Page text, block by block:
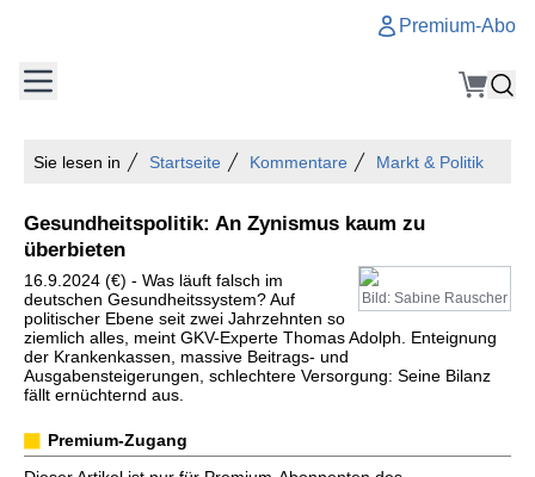
Premium-Abo
Sie lesen in Startseite Kommentare Markt & Politik
Gesundheitspolitik: An Zynismus kaum zu
überbieten
Bild: Sabine Rauscher
16.9.2024 (€) - Was läuft falsch im
deutschen Gesundheitssystem? Auf
politischer Ebene seit zwei Jahrzehnten so
ziemlich alles, meint GKV-Experte Thomas Adolph. Enteignung
der Krankenkassen, massive Beitrags- und
Ausgabensteigerungen, schlechtere Versorgung: Seine Bilanz
fällt ernüchternd aus.
Premium-Zugang